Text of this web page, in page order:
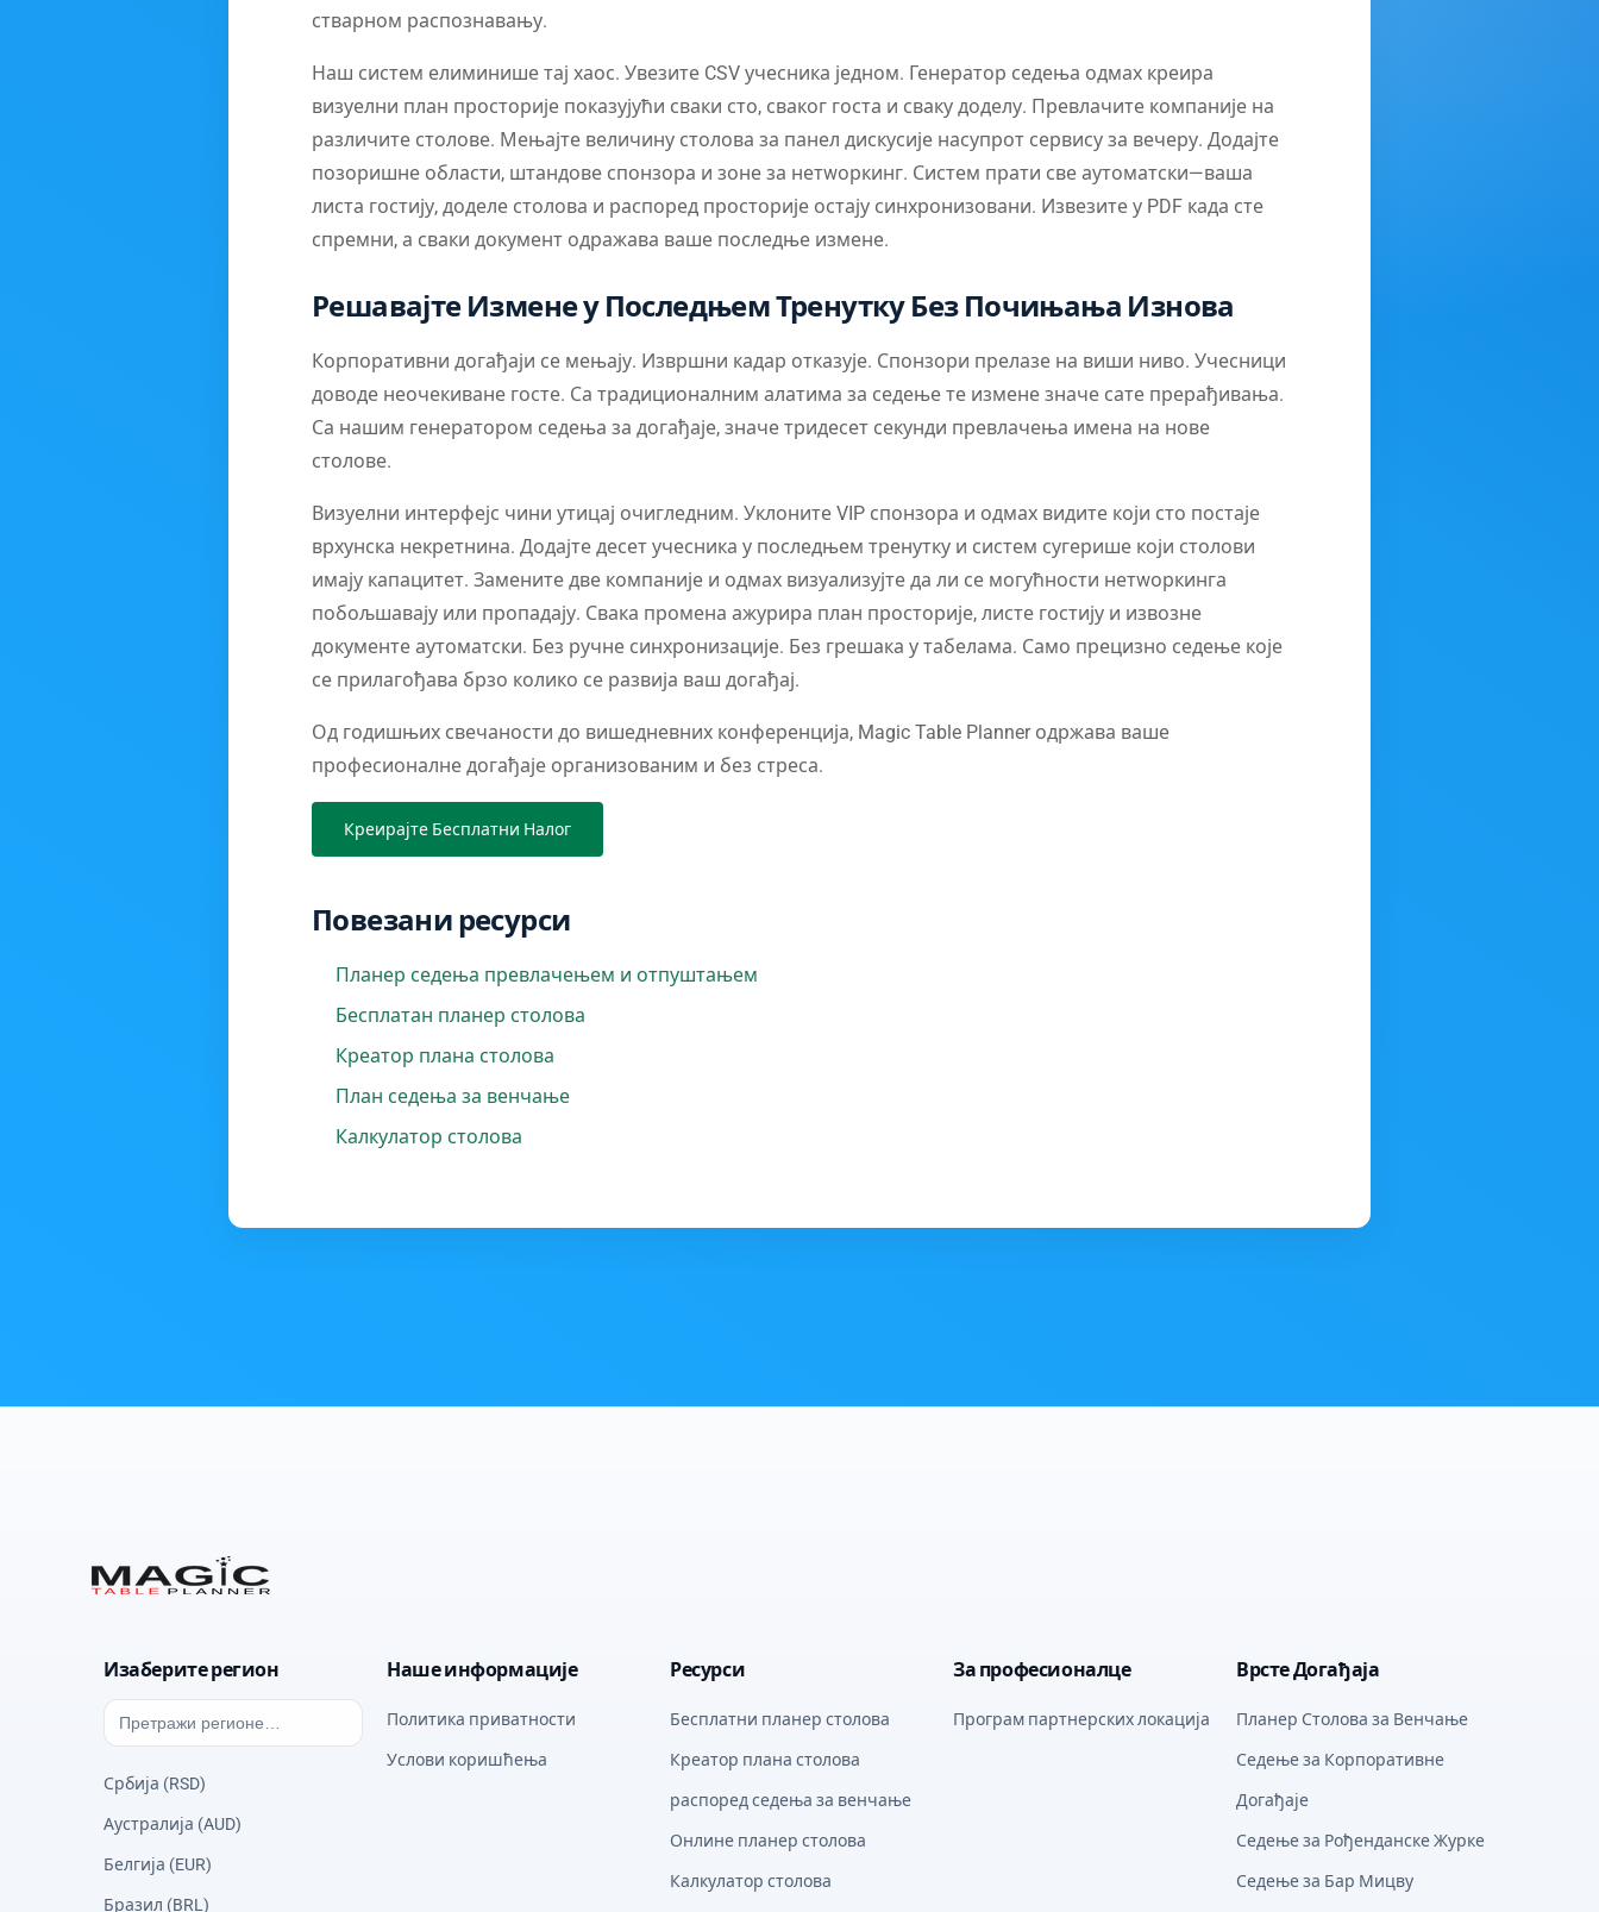
стварном распознавању.
Наш систем елиминише тај хаос. Увезите CSV учесника једном. Генератор седења одмах креира
визуелни план просторије показујући сваки сто, сваког госта и сваку доделу. Превлачите компаније на
различите столове. Мењајте величину столова за панел дискусије насупрот сервису за вечеру. Додајте
позоришне области, штандове спонзора и зоне за нетwоркинг. Систем прати све аутоматски—ваша
листа гостију, доделе столова и распоред просторије остају синхронизовани. Извезите у PDF када сте
спремни, а сваки документ одражава ваше последње измене.
Решавајте Измене у Последњем Тренутку Без Почињања Изнова
Корпоративни догађаји се мењају. Извршни кадар отказује. Спонзори прелазе на виши ниво. Учесници
доводе неочекиване госте. Са традиционалним алатима за седење те измене значе сате прерађивања.
Са нашим генератором седења за догађаје, значе тридесет секунди превлачења имена на нове
столове.
Визуелни интерфејс чини утицај очигледним. Уклоните VIP спонзора и одмах видите који сто постаје
врхунска некретнина. Додајте десет учесника у последњем тренутку и систем сугерише који столови
имају капацитет. Замените две компаније и одмах визуализујте да ли се могућности нетwоркинга
побољшавају или пропадају. Свака промена ажурира план просторије, листе гостију и извозне
документе аутоматски. Без ручне синхронизације. Без грешака у табелама. Само прецизно седење које
се прилагођава брзо колико се развија ваш догађај.
Од годишњих свечаности до вишедневних конференција, Magic Table Planner одржава ваше
професионалне догађаје организованим и без стреса.
Креирајте Бесплатни Налог
Повезани ресурси
Планер седења превлачењем и отпуштањем
Бесплатан планер столова
Креатор плана столова
План седења за венчање
Калкулатор столова
Изаберите регион
Србија (RSD)
Аустралија (AUD)
Белгија (EUR)
Бразил (BRL)
Наше информације
Политика приватности
Услови коришћења
Ресурси
Бесплатни планер столова
Креатор плана столова
распоред седења за венчање
Онлине планер столова
Калкулатор столова
За професионалце
Програм партнерских локација
Врсте Догађаја
Планер Столова за Венчање
Седење за Корпоративне
Догађаје
Седење за Рођенданске Журке
Седење за Бар Мицву